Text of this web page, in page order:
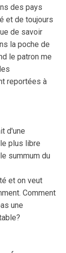
des pays
et de toujours
de savoir
la poche de
le patron me
reportées à
d'une
plus libre
summum du
et on veut
Comment
une